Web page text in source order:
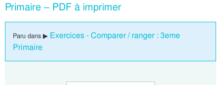
Primaire – PDF à imprimer
Paru dans ▶ Exercices - Comparer / ranger : 3eme
Primaire